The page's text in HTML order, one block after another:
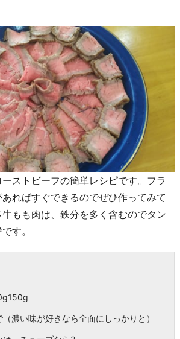
ストビーフの簡単レシピです。フラ
ればすぐできるのでぜひ作ってみて
もも肉は、鉄分を多く含むのでタン
す。
濃い味が好きなら全面にしっかりと）